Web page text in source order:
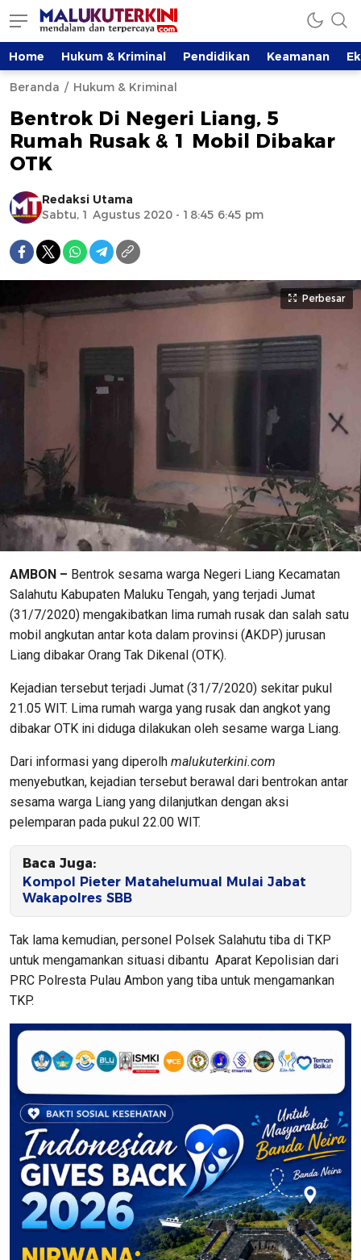
Home Hukum & Kriminal Pendidikan Keamanan
Beranda Hukum & Kriminal
Bentrok Di Negeri Liang, 5
Rumah Rusak & 1 Mobil Dibakar
OTK
Redaksi Utama
Sabtu, 1 Agustus 2020 - 18:45 6:45 pm
Perbesar
AMBON – Bentrok sesama warga Negeri Liang Kecamatan
Salahutu Kabupaten Maluku Tengah, yang terjadi Jumat
(31/7/2020) mengakibatkan lima rumah rusak dan salah satu
mobil angkutan antar kota dalam provinsi (AKDP) jurusan
Liang dibakar Orang Tak Dikenal (OTK).
Kejadian tersebut terjadi Jumat (31/7/2020) sekitar pukul
21.05 WIT. Lima rumah warga yang rusak dan angkot yang
dibakar OTK ini diduga dilakukan oleh sesame warga Liang.
Dari informasi yang diperolh malukuterkini.com
menyebutkan, kejadian tersebut berawal dari bentrokan antar
sesama warga Liang yang dilanjutkan dengan aksi
pelemparan pada pukul 22.00 WIT.
Baca Juga:
Kompol Pieter Matahelumual Mulai Jabat
Wakapolres SBB
Tak lama kemudian, personel Polsek Salahutu tiba di TKP
untuk mengamankan situasi dibantu Aparat Kepolisian dari
PRC Polresta Pulau Ambon yang tiba untuk mengamankan
TKP.